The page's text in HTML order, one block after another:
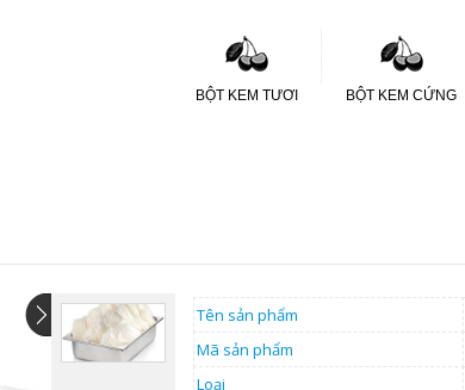
BỘT KEM TƯƠI BỘT KEM CỨNG
Tên sản phẩm
Mã sản phẩm
Loại